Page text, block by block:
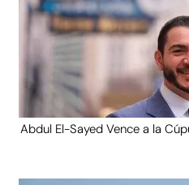
Abdul El-Sayed Vence a la